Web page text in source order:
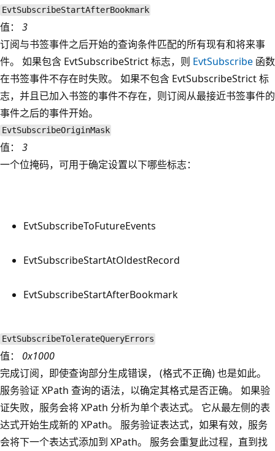
EvtSubscribeStartAfterBookmark
值： 3
订阅与书签事件之后开始的查询条件匹配的所有现有和将来事
件。 如果包含 EvtSubscribeStrict 标志，则 EvtSubscribe 函数
在书签事件不存在时失败。 如果不包含 EvtSubscribeStrict 标
志，并且已加入书签的事件不存在，则订阅从最接近书签事件的
事件之后的事件开始。
EvtSubscribeOriginMask
值： 3
一个位掩码，可用于确定设置以下哪些标志：
EvtSubscribeToFutureEvents
EvtSubscribeStartAtOldestRecord
EvtSubscribeStartAfterBookmark
EvtSubscribeTolerateQueryErrors
值： 0x1000
完成订阅，即使查询部分生成错误， (格式不正确) 也是如此。
服务验证 XPath 查询的语法，以确定其格式是否正确。 如果验
证失败，服务会将 XPath 分析为单个表达式。 它从最左侧的表
达式开始生成新的 XPath。 服务验证表达式，如果有效，服务
会将下一个表达式添加到 XPath。 服务会重复此过程，直到找